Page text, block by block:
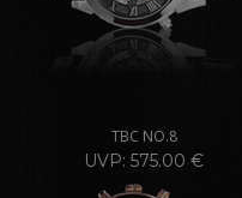
TBC NO.8
UVP: 575.00 €